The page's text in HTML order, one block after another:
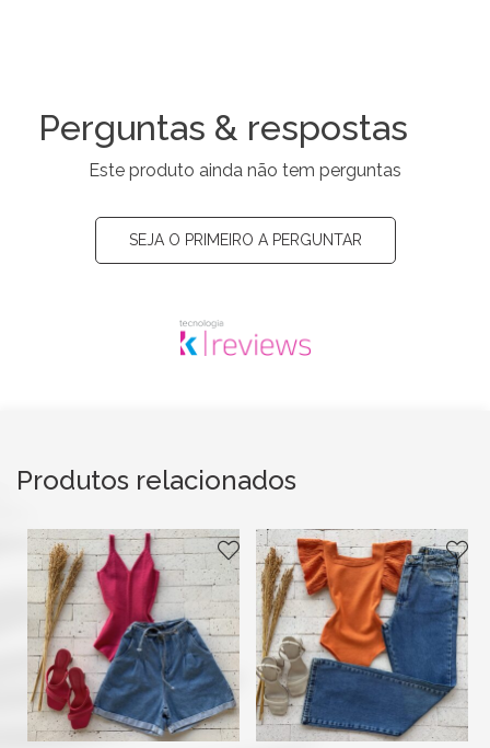
Perguntas & respostas
Este produto ainda não tem perguntas
SEJA O PRIMEIRO A PERGUNTAR
Produtos relacionados